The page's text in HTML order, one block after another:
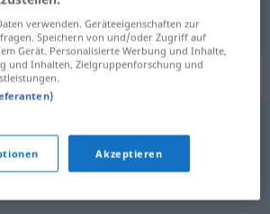
für "melancholia"
verwenden. Geräteeigenschaften zur
Speichern von und/oder Zugriff auf
Gerät. Personalisierte Werbung und Inhalte,
und Inhalten, Zielgruppenforschung und
Akzeptieren